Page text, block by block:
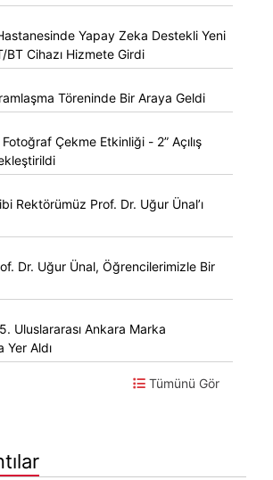
Yapay Zeka Destekli Yeni
BT Cihazı Hizmete Girdi
Töreninde Bir Araya Geldi
Çekme Etkinliği - 2” Açılış
Rektörümüz Prof. Dr. Uğur Ünal’ı
Dr. Uğur Ünal, Öğrencilerimizle Bir
Uluslararası Ankara Marka
Yer Aldı
Tümünü Gör